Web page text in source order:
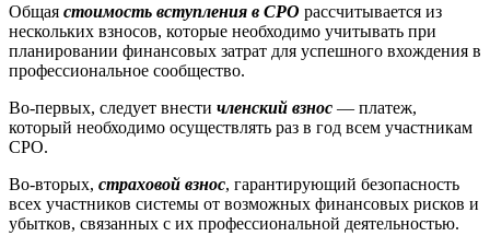
Общая стоимость вступления в СРО рассчитывается из
нескольких взносов, которые необходимо учитывать при
планировании финансовых затрат для успешного вхождения в
профессиональное сообщество.
Во-первых, следует внести членский взнос — платеж,
который необходимо осуществлять раз в год всем участникам
СРО.
Во-вторых, страховой взнос, гарантирующий безопасность
всех участников системы от возможных финансовых рисков и
убытков, связанных с их профессиональной деятельностью.